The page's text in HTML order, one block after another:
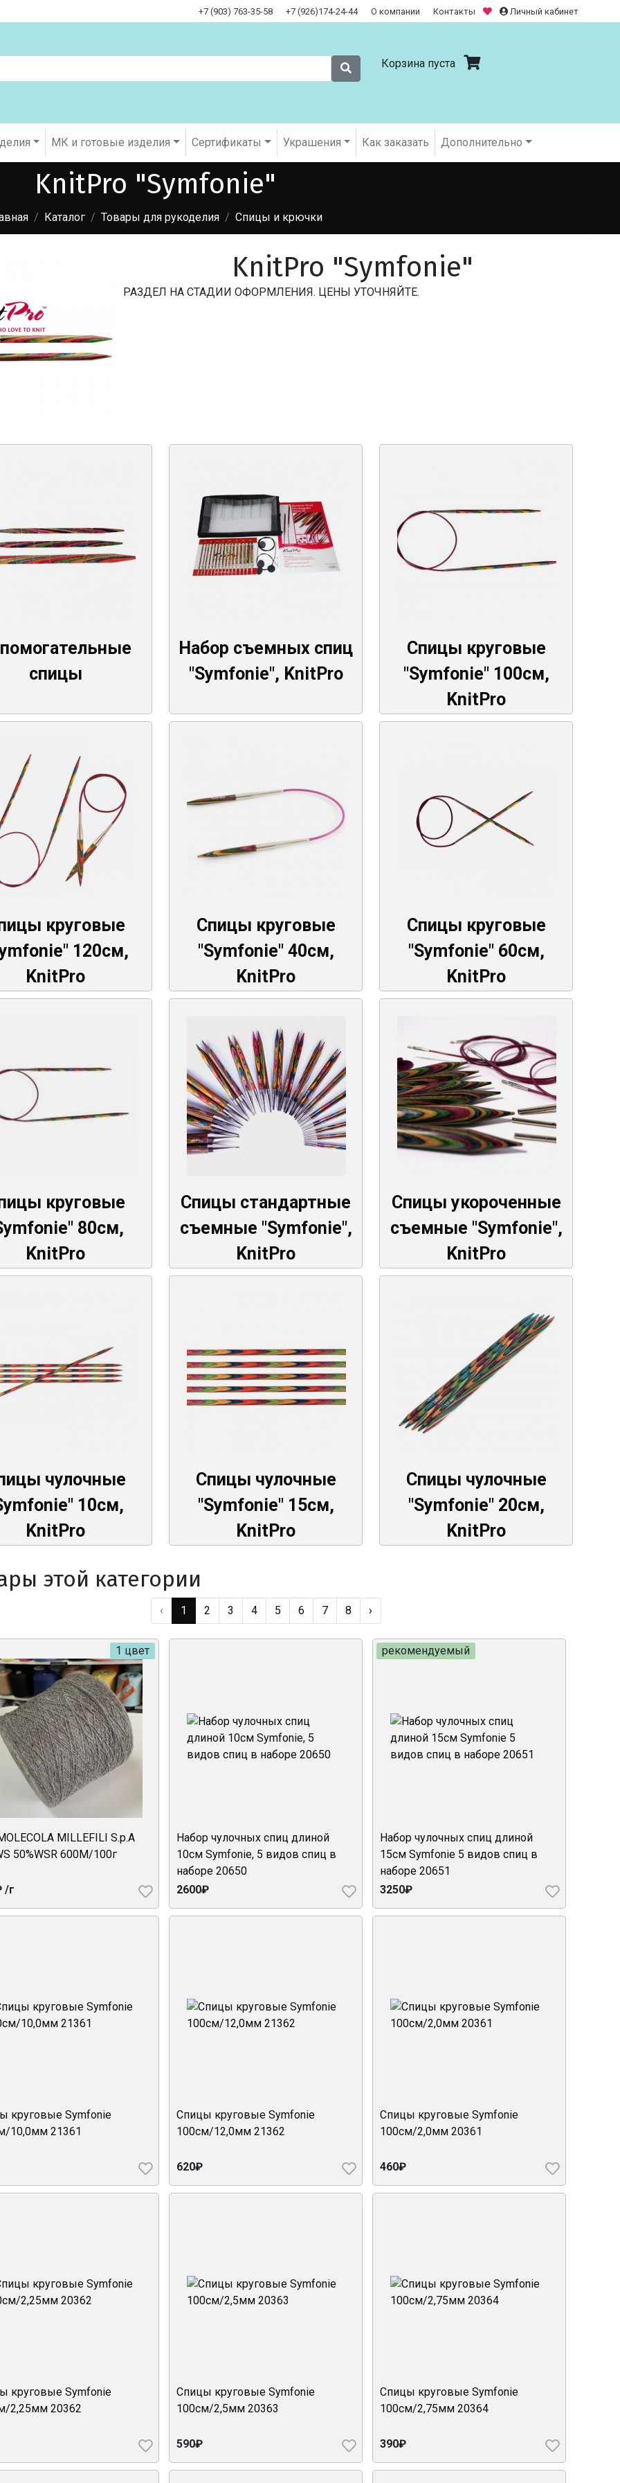
+7 (903) 763-35-58 +7 (926)174-24-44 О компании Контакты Личный кабинет
Корзина пуста
МК и готовые изделия Cертификаты Украшения Как заказать Дополнительно
KnitPro "Symfonie"
Каталог Товары для рукоделия Спицы и крючки
KnitPro "Symfonie"
РАЗДЕЛ НА СТАДИИ ОФОРМЛЕНИЯ. ЦЕНЫ УТОЧНЯЙТЕ.
спицы
Набор съемных спиц
"Symfonie", KnitPro
Спицы круговые
"Symfonie" 100см,
KnitPro
круговые
120см,
KnitPro
Спицы круговые
"Symfonie" 40см,
KnitPro
Спицы круговые
"Symfonie" 60см,
KnitPro
круговые
80см,
KnitPro
Спицы стандартные
съемные "Symfonie",
KnitPro
Спицы укороченные
съемные "Symfonie",
KnitPro
чулочные
10см,
KnitPro
Спицы чулочные
"Symfonie" 15см,
KnitPro
Спицы чулочные
"Symfonie" 20см,
KnitPro
этой категории
‹ 1 2 3 4 5 6 7 8 ›
MILLEFILI S.p.A
50%WSR 600М/100г
/г
1 цвет
Набор чулочных спиц длиной
10см Symfonie, 5 видов спиц в
наборе 20650
2600₽
Набор чулочных спиц длиной
15см Symfonie 5 видов спиц в
наборе 20651
3250₽
рекомендуемый
круговые Symfonie
10,0мм 21361
Спицы круговые Symfonie
100см/12,0мм 21362
620₽
Спицы круговые Symfonie
100см/2,0мм 20361
460₽
круговые Symfonie
2,25мм 20362
Спицы круговые Symfonie
100см/2,5мм 20363
590₽
Спицы круговые Symfonie
100см/2,75мм 20364
390₽